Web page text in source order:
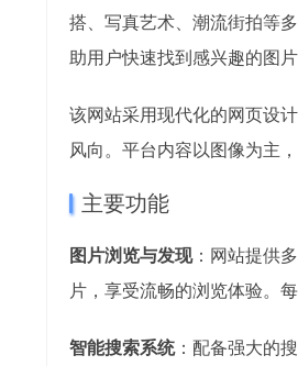
搭、写真艺术、潮流街拍等
助用户快速找到感兴趣的图片
该网站采用现代化的网页设
风向。平台内容以图像为主
主要功能
图片浏览与发现：网站提供
片，享受流畅的浏览体验。
智能搜索系统：配备强大的